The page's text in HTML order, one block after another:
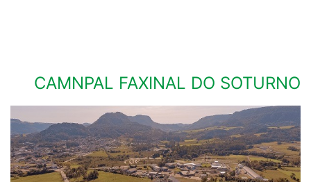
CAMNPAL FAXINAL DO SOTURNO